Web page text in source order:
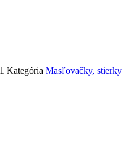
Kategória Masľovačky, stierky